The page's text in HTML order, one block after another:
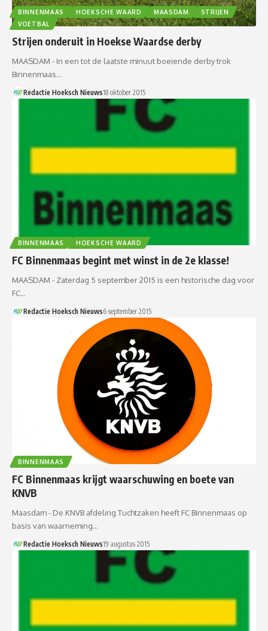
BINNENMAAS HOEKSCHE WAARD MAASDAM
STRIJEN
VOETBAL
Strijen onderuit in Hoekse Waardse derby
MAASDAM - In een tot de laatste minuut boeiende derby trok
Binnenmaas…
Redactie Hoeksch Nieuws18 oktober 2015
BINNENMAAS HOEKSCHE WAARD
FC Binnenmaas begint met winst in de 2e klasse!
MAASDAM - Zaterdag 5 september 2015 is een historische dag voor
FC…
Redactie Hoeksch Nieuws6 september 2015
BINNENMAAS
FC Binnenmaas krijgt waarschuwing en boete van
KNVB
Maasdam - De KNVB afdeling Tuchtzaken heeft FC Binnenmaas op
basis van waarneming…
Redactie Hoeksch Nieuws19 augustus 2015